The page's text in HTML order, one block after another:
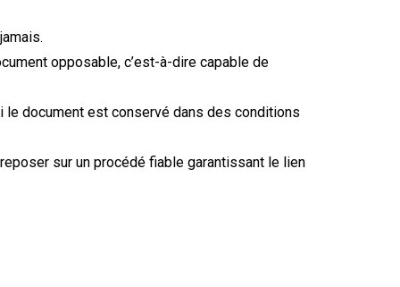
opposable, c’est-à-dire capable de
le document est conservé dans des conditions
sur un procédé fiable garantissant le lien